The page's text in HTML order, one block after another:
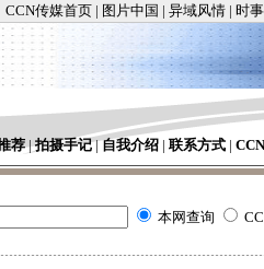
CCN传媒首页 | 图片中国 | 异域风情 | 时
荐|拍摄手记|自我介绍 | 联系方式 |
本网查询